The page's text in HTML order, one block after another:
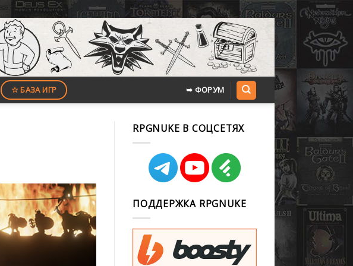
☆ БАЗА ИГР ➥ ФОРУМ
RPGNUKE В СОЦСЕТЯХ
ПОДДЕРЖКА RPGNUKE